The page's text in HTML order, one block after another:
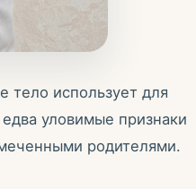
тело использует для
уловимые признаки
родителями.